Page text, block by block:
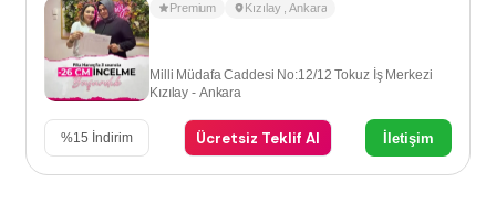
Premium Kızılay ,Ankara
Milli Müdafa Caddesi No:12/12 Tokuz İş Merkezi
Kızılay - Ankara
%15 İndirim Ücretsiz Teklif Al İletişim